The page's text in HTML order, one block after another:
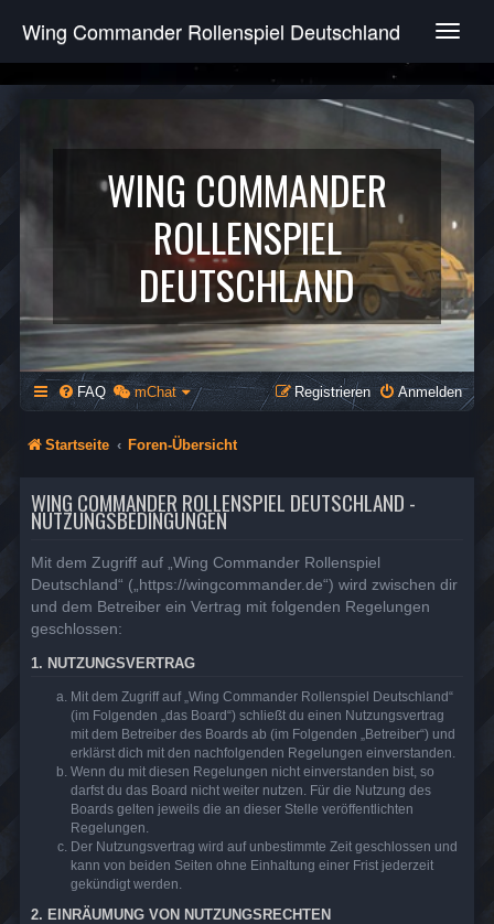
T
g
e
v
g
a
t
i
o
n
Wing Commander Rollenspiel Deutschland
WING COMMANDER
ROLLENSPIEL
DEUTSCHLAND
FAQ mChat Anmelden
Registrieren
Startseite Foren-Übersicht
WING COMMANDER ROLLENSPIEL DEUTSCHLAND -
NUTZUNGSBEDINGUNGEN
Mit dem Zugriff auf „Wing Commander Rollenspiel
Deutschland“ („https://wingcommander.de“) wird zwischen dir
und dem Betreiber ein Vertrag mit folgenden Regelungen
geschlossen:
1. NUTZUNGSVERTRAG
Mit dem Zugriff auf „Wing Commander Rollenspiel Deutschland“
(im Folgenden „das Board“) schließt du einen Nutzungsvertrag
mit dem Betreiber des Boards ab (im Folgenden „Betreiber“) und
erklärst dich mit den nachfolgenden Regelungen einverstanden.
Wenn du mit diesen Regelungen nicht einverstanden bist, so
darfst du das Board nicht weiter nutzen. Für die Nutzung des
Boards gelten jeweils die an dieser Stelle veröffentlichten
Regelungen.
Der Nutzungsvertrag wird auf unbestimmte Zeit geschlossen und
kann von beiden Seiten ohne Einhaltung einer Frist jederzeit
gekündigt werden.
2. EINRÄUMUNG VON NUTZUNGSRECHTEN